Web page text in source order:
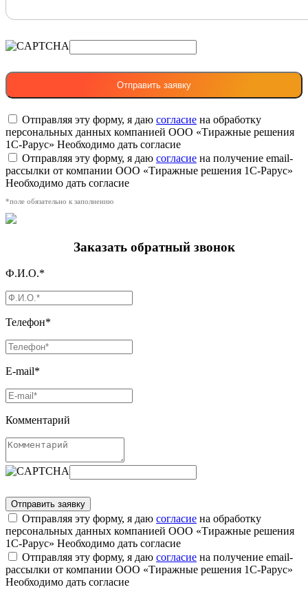
Отправляя эту форму, я даю согласие на обработку
персональных данных компанией ООО «Тиражные решения
1С-Рарус» Необходимо дать согласие
Отправляя эту форму, я даю согласие на получение email-
рассылки от компании ООО «Тиражные решения 1С-Рарус»
Необходимо дать согласие
*поле обязательно к заполнению
Заказать обратный звонок
Ф.И.О.*
Телефон*
E-mail*
Комментарий
Отправляя эту форму, я даю согласие на обработку
персональных данных компанией ООО «Тиражные решения
1С-Рарус» Необходимо дать согласие
Отправляя эту форму, я даю согласие на получение email-
рассылки от компании ООО «Тиражные решения 1С-Рарус»
Необходимо дать согласие